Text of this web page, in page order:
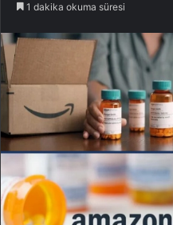
1 dakika okuma süresi